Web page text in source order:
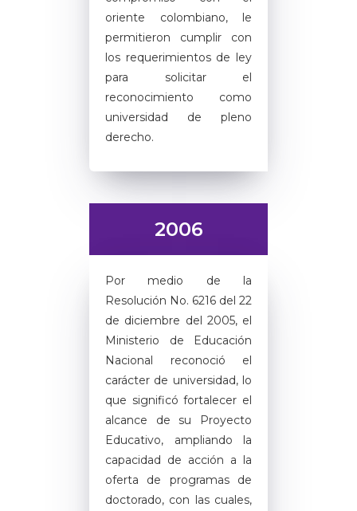
oriente colombiano, le
permitieron cumplir con
los requerimientos de ley
para solicitar el
reconocimiento como
universidad de pleno
derecho.
2006
Por medio de la
Resolución No. 6216 del 22
de diciembre del 2005, el
Ministerio de Educación
Nacional reconoció el
carácter de universidad, lo
que significó fortalecer el
alcance de su Proyecto
Educativo, ampliando la
capacidad de acción a la
oferta de programas de
doctorado, con las cuales,